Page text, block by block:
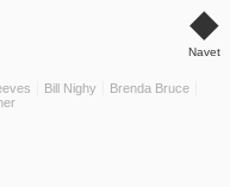
◆
Navet
Bill Nighy
Brenda Bruce